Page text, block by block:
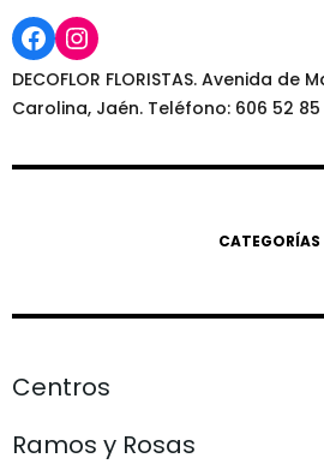
Facebook
Instagram
DECOFLOR FLORISTAS. Avenida de
Carolina, Jaén. Teléfono: 606 52 85
CATEGORÍAS
Centros
Ramos y Rosas